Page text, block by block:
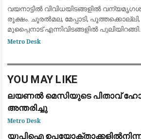
ആശങ്കയിൽ ജനങ്ങൾ
വയനാട്ടിൽ വിവിധയിടങ്ങളിൽ
രൂക്ഷം. ചൂരൽമല, മേപ്പാടി, പൂത്തക്കൊല്ലി,
മൂപ്പൈനാട് എന്നിവിടങ്ങളിൽ പുലിയിറങ്ങി.
ചീരാലിൽ കടുവ ആടിനെ കൊന്നു.
Metro Desk
YOU MAY LIKE
ലയണൽ മെസിയുടെ പിതാവ്
അന്തരിച്ചു
Metro Desk
യുപിഐ ഉപയോക്താക്കളിൽനിന്ന്